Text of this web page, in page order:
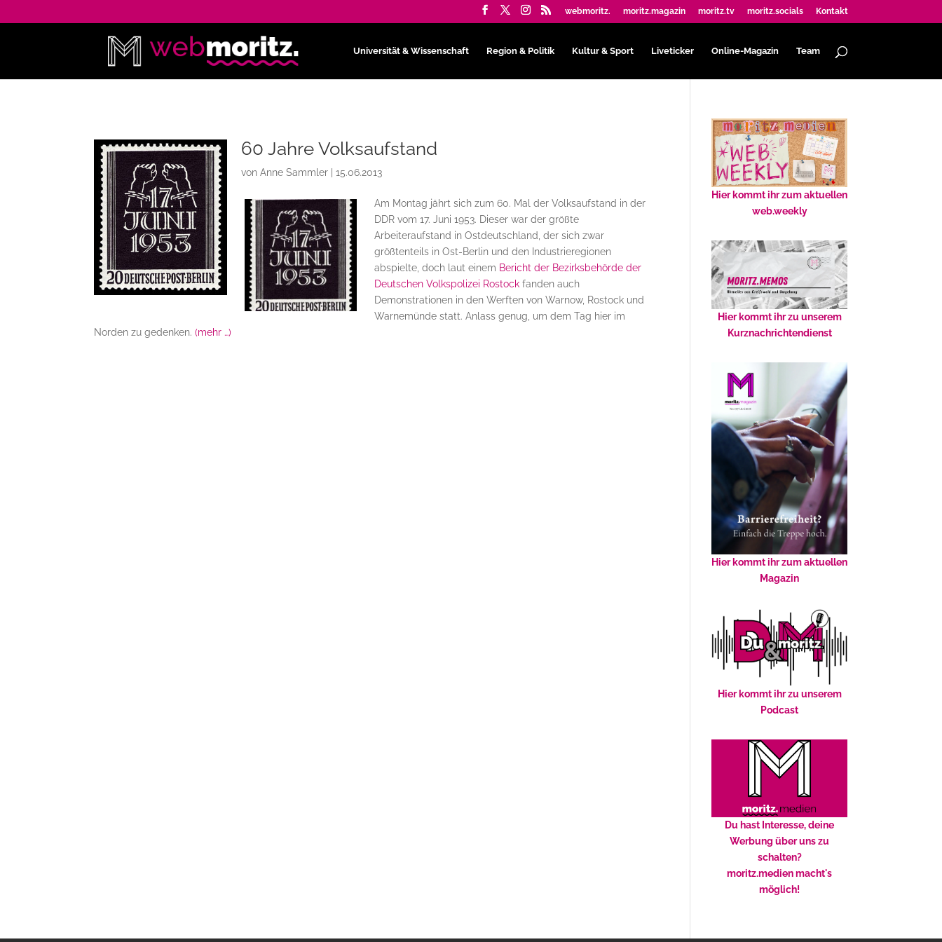
webmoritz. moritz.magazin moritz.tv moritz.socials Kontakt
Universität & Wissenschaft Region & Politik Kultur & Sport Liveticker Online-Magazin Team
60 Jahre Volksaufstand
vonAnne Sammler |15.06.2013
Am Montag jährt sich zum 60. Mal der Volksaufstand in der
DDR vom 17. Juni 1953. Dieser war der größte
Arbeiteraufstand in Ostdeutschland, der sich zwar
größtenteils in Ost-Berlin und den Industrieregionen
abspielte, doch laut einem Bericht der Bezirksbehörde der
Deutschen Volkspolizei Rostockfanden auch
Demonstrationen in den Werften von Warnow, Rostock und
Warnemünde statt. Anlass genug, um dem Tag hier im
Norden zu gedenken.(mehr …)
Hier kommt ihr zum aktuellen
web.weekly
Hier kommt ihr zu unserem
Kurznachrichtendienst
Hier kommt ihr zum aktuellen
Magazin
Hier kommt ihr zu unserem
Podcast
Du hast Interesse, deine
Werbung über uns zu
schalten?
moritz.medien macht's
möglich!